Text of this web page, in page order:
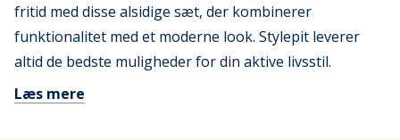
fritid med disse alsidige sæt, der kombinerer
funktionalitet med et moderne look. Stylepit leverer
altid de bedste muligheder for din aktive livsstil.
Læs mere